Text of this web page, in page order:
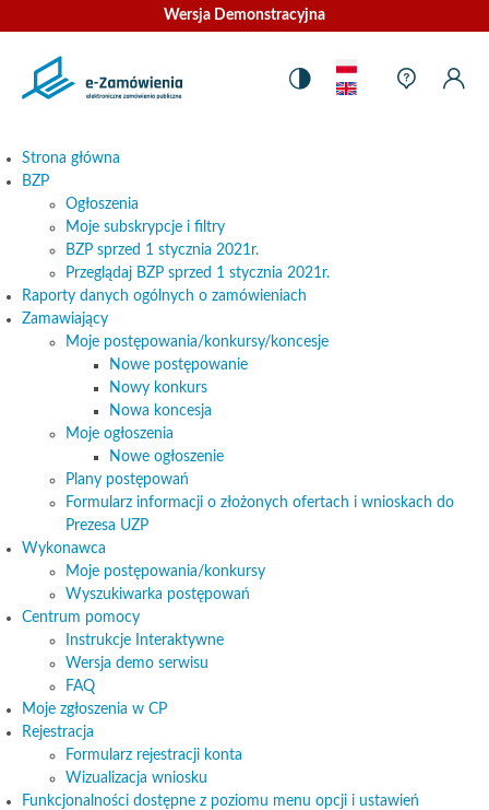
Zamówienia
Ustawienia
Język
Pomoc
Pomoc
Strona główna
BZP
Ogłoszenia
Moje subskrypcje i filtry
BZP sprzed 1 stycznia 2021r.
Przeglądaj BZP sprzed 1 stycznia 2021r.
Raporty danych ogólnych o zamówieniach
Zamawiający
Moje postępowania/konkursy/koncesje
Nowe postępowanie
Nowy konkurs
Nowa koncesja
Moje ogłoszenia
Nowe ogłoszenie
Plany postępowań
Formularz informacji o złożonych ofertach i wnioskach do
Prezesa UZP
Wykonawca
Moje postępowania/konkursy
Wyszukiwarka postępowań
Centrum pomocy
Instrukcje Interaktywne
Wersja demo serwisu
FAQ
Moje zgłoszenia w CP
Rejestracja
Formularz rejestracji konta
Wizualizacja wniosku
Funkcjonalności dostępne z poziomu menu opcji i ustawień